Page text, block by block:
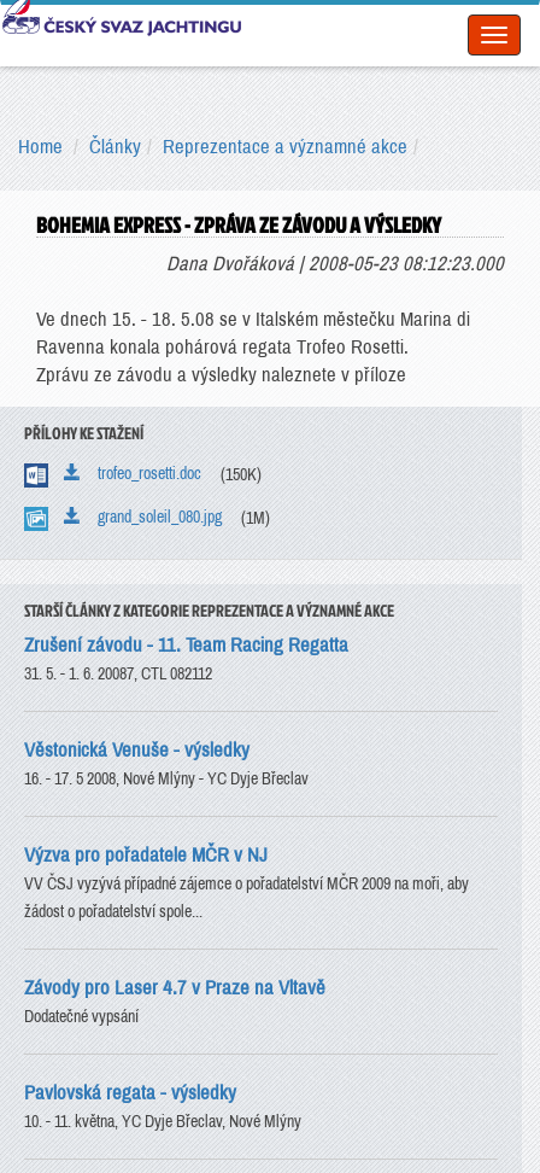
Home Články Reprezentace a významné akce
BOHEMIA EXPRESS - ZPRÁVA ZE ZÁVODU A VÝSLEDKY
Dana Dvořáková | 2008-05-23 08:12:23.000
Ve dnech 15. - 18. 5.08 se v Italském městečku Marina di
Ravenna konala pohárová regata Trofeo Rosetti.
Zprávu ze závodu a výsledky naleznete v příloze
PŘÍLOHY KE STAŽENÍ
trofeo_rosetti.doc (150K)
grand_soleil_080.jpg (1M)
STARŠÍ ČLÁNKY Z KATEGORIE REPREZENTACE A VÝZNAMNÉ AKCE
Zrušení závodu - 11. Team Racing Regatta
31. 5. - 1. 6. 20087, CTL 082112
Věstonická Venuše - výsledky
16. - 17. 5 2008, Nové Mlýny - YC Dyje Břeclav
Výzva pro pořadatele MČR v NJ
VV ČSJ vyzývá případné zájemce o pořadatelství MČR 2009 na moři, aby
žádost o pořadatelství spole...
Závody pro Laser 4.7 v Praze na Vltavě
Dodatečné vypsání
Pavlovská regata - výsledky
10. - 11. května, YC Dyje Břeclav, Nové Mlýny